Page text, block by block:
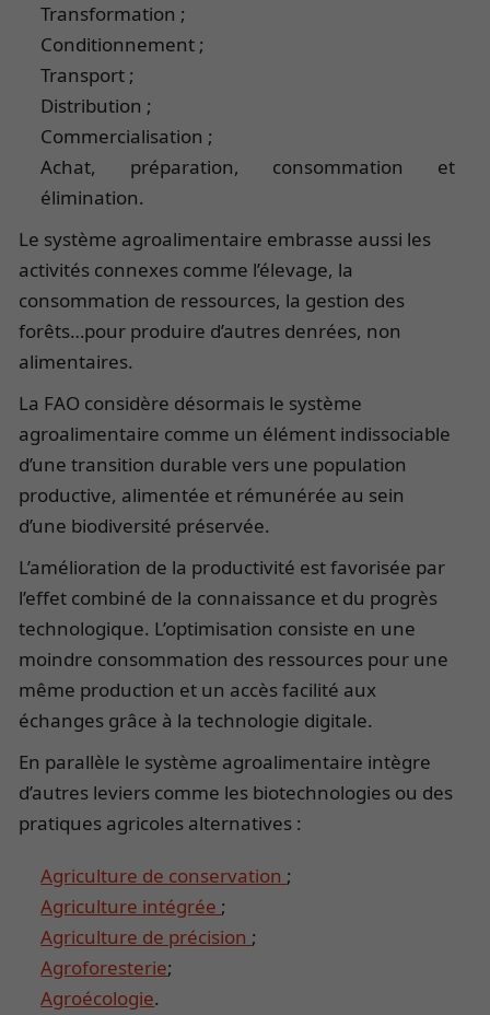
Transformation ;
Conditionnement ;
Transport ;
Distribution ;
Commercialisation ;
Achat, préparation, consommation et
élimination.
Le système agroalimentaire embrasse aussi les
activités connexes comme l’élevage, la
consommation de ressources, la gestion des
forêts…pour produire d’autres denrées, non
alimentaires.
La FAO considère désormais le système
agroalimentaire comme un élément indissociable
d’une transition durable vers une population
productive, alimentée et rémunérée au sein
d’une biodiversité préservée.
L’amélioration de la productivité est favorisée par
l’effet combiné de la connaissance et du progrès
technologique. L’optimisation consiste en une
moindre consommation des ressources pour une
même production et un accès facilité aux
échanges grâce à la technologie digitale.
En parallèle le système agroalimentaire intègre
d’autres leviers comme les biotechnologies ou des
pratiques agricoles alternatives :
Agriculture de conservation ;
Agriculture intégrée ;
Agriculture de précision ;
Agroforesterie;
Agroécologie.